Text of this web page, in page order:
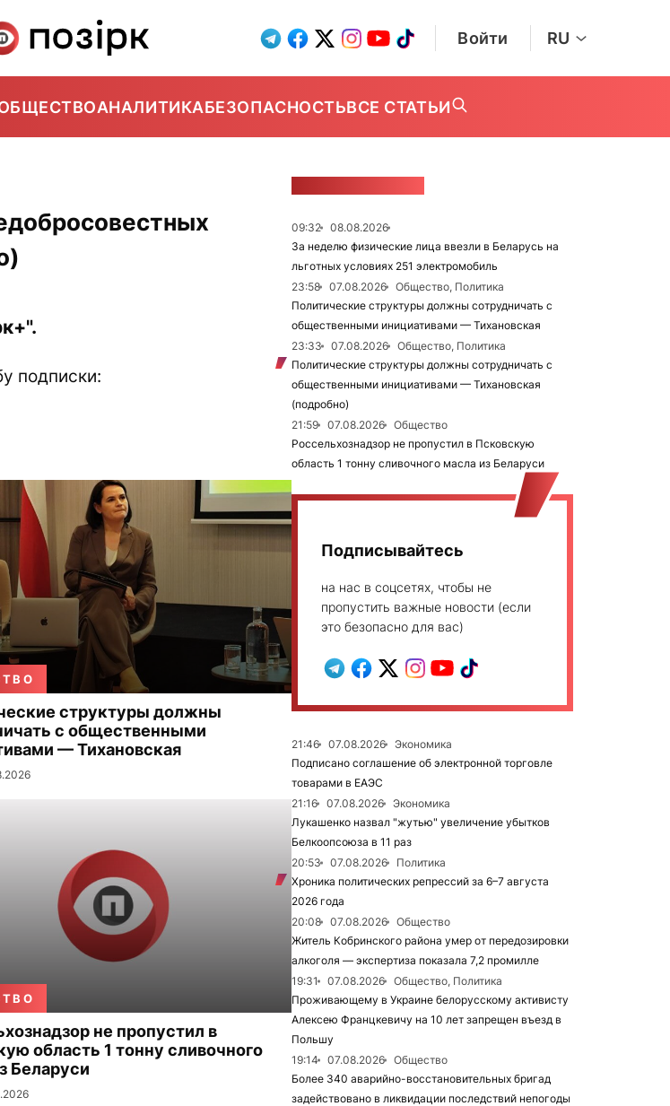
Войти RU
АНАЛИТИКАБЕЗОПАСНОСТЬВСЕ СТАТЬИ
подписки:
структуры должны
с общественными
— Тихановская
не пропустил в
область 1 тонну сливочного
Беларуси
09:32
08.08.2026
За неделю физические лица ввезли в Беларусь на
льготных условиях 251 электромобиль
23:58
07.08.2026
Общество, Политика
Политические структуры должны сотрудничать с
общественными инициативами — Тихановская
23:33
07.08.2026
Общество, Политика
Политические структуры должны сотрудничать с
общественными инициативами — Тихановская
(подробно)
21:59
07.08.2026
Общество
Россельхознадзор не пропустил в Псковскую
область 1 тонну сливочного масла из Беларуси
Подписывайтесь
на нас в соцсетях, чтобы не
пропустить важные новости (если
это безопасно для вас)
21:46 07.08.2026
Экономика
Подписано соглашение об электронной торговле
товарами в ЕАЭС
21:16
07.08.2026
Экономика
Лукашенко назвал "жутью" увеличение убытков
Белкоопсоюза в 11 раз
20:53
07.08.2026
Политика
Хроника политических репрессий за 6–7 августа
2026 года
20:08
07.08.2026
Общество
Житель Кобринского района умер от передозировки
алкоголя — экспертиза показала 7,2 промилле
19:31
07.08.2026
Общество, Политика
Проживающему в Украине белорусскому активисту
Алексею Францкевичу на 10 лет запрещен въезд в
Польшу
19:14
07.08.2026
Общество
Более 340 аварийно-восстановительных бригад
задействовано в ликвидации последствий непогоды